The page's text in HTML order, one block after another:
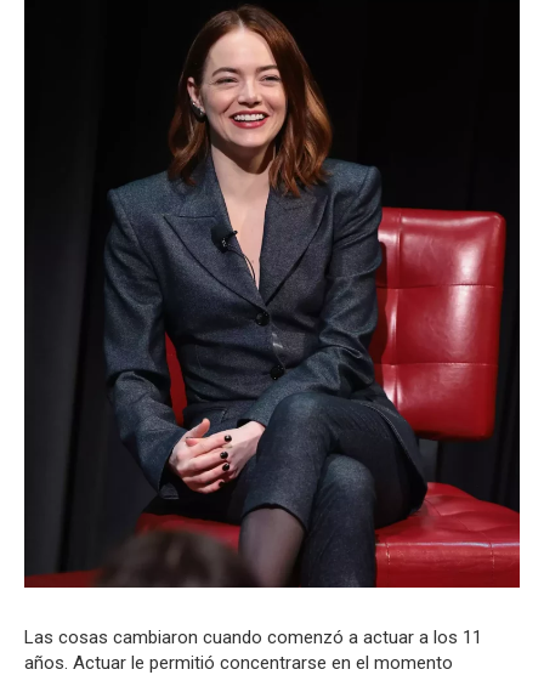
Las cosas cambiaron cuando comenzó a actuar a los 11
años. Actuar le permitió concentrarse en el momento